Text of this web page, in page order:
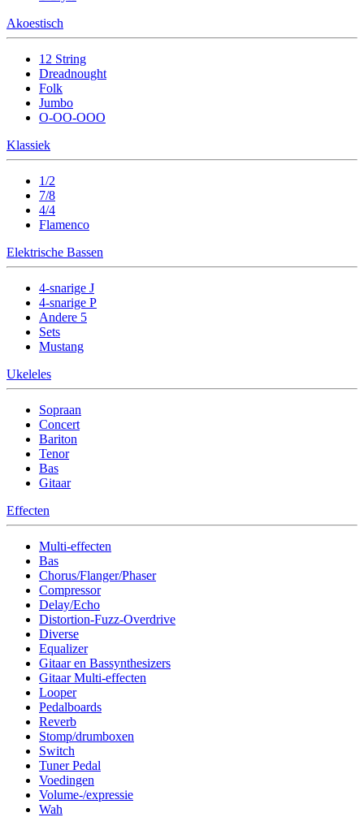
Akoestisch
12 String
Dreadnought
Folk
Jumbo
O-OO-OOO
Klassiek
1/2
7/8
4/4
Flamenco
Elektrische Bassen
4-snarige J
4-snarige P
Andere 5
Sets
Mustang
Ukeleles
Sopraan
Concert
Bariton
Tenor
Bas
Gitaar
Effecten
Multi-effecten
Bas
Chorus/Flanger/Phaser
Compressor
Delay/Echo
Distortion-Fuzz-Overdrive
Diverse
Equalizer
Gitaar en Bassynthesizers
Gitaar Multi-effecten
Looper
Pedalboards
Reverb
Stomp/drumboxen
Switch
Tuner Pedal
Voedingen
Volume-/expressie
Wah